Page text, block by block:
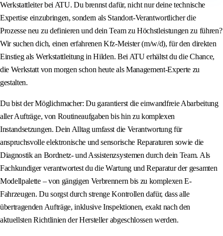
Werkstattleiter bei ATU. Du brennst dafür, nicht nur deine technische
Expertise einzubringen, sondern als Standort-Verantwortlicher die
Prozesse neu zu definieren und dein Team zu Höchstleistungen zu führen?
Wir suchen dich, einen erfahrenen Kfz-Meister (m/w/d), für den direkten
Einstieg als Werkstattleitung in Hilden. Bei ATU erhältst du die Chance,
die Werkstatt von morgen schon heute als Management-Experte zu
gestalten.
Du bist der Möglichmacher: Du garantierst die einwandfreie Abarbeitung
aller Aufträge, von Routineaufgaben bis hin zu komplexen
Instandsetzungen. Dein Alltag umfasst die Verantwortung für
anspruchsvolle elektronische und sensorische Reparaturen sowie die
Diagnostik an Bordnetz- und Assistenzsystemen durch dein Team. Als
Fachkundiger verantwortest du die Wartung und Reparatur der gesamten
Modellpalette – von gängigen Verbrennern bis zu komplexen E-
Fahrzeugen. Du sorgst durch strenge Kontrollen dafür, dass alle
übertragenden Aufträge, inklusive Inspektionen, exakt nach den
aktuellsten Richtlinien der Hersteller abgeschlossen werden.